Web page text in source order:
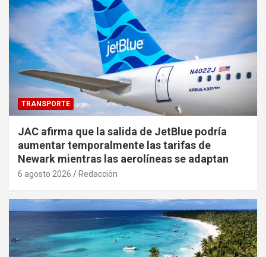
TRANSPORTE
JAC afirma que la salida de JetBlue podría
aumentar temporalmente las tarifas de
Newark mientras las aerolíneas se adaptan
6 agosto 2026 Redacción